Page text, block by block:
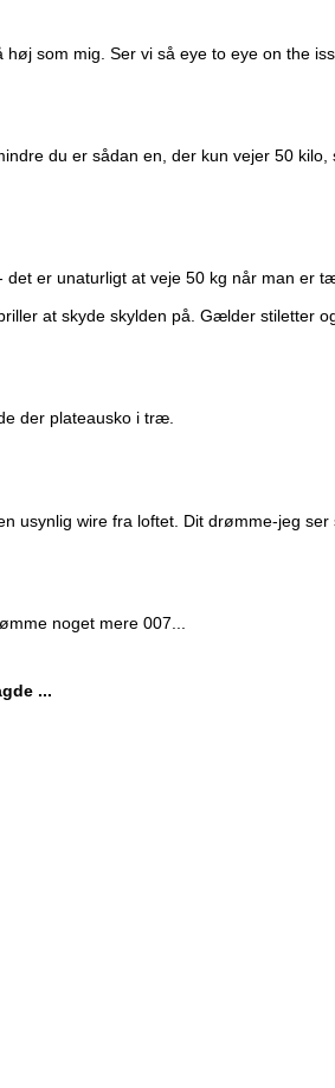
høj som mig. Ser vi så eye to eye on the
du er sådan en, der kun vejer 50
det er unaturligt at veje 50 kg når man er
at skyde skylden på. Gælder stiletter
der plateausko i træ.
usynlig wire fra loftet. Dit drømme-jeg
noget mere 007...
...